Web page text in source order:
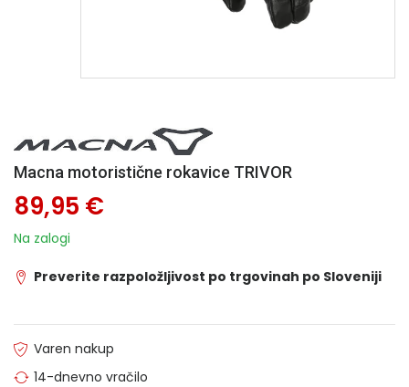
Macna motoristične rokavice TRIVOR
89,95 €
Na zalogi
Preverite razpoložljivost po trgovinah po Sloveniji
Varen nakup
14-dnevno vračilo